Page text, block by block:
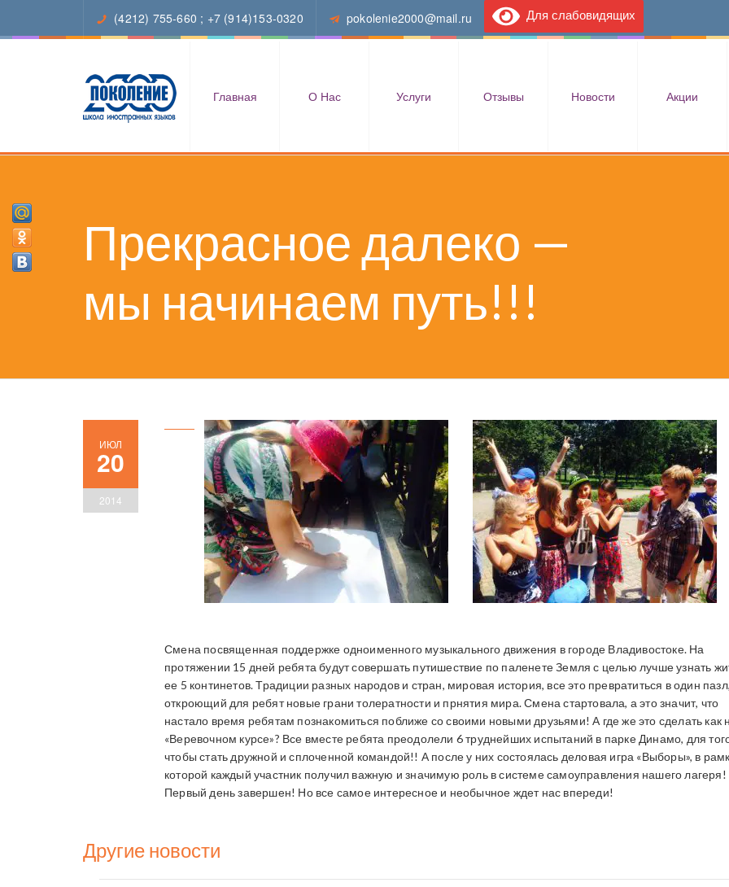
(4212) 755-660 ; +7 (914)153-0320 pokolenie2000@mail.ru Для слабовидящих
Главная О Нас Услуги Отзывы Новости Акции
Прекрасное далеко —
мы начинаем путь!!!
ИЮЛ
20
2014
Смена посвященная поддержке одноименного музыкального движения в городе Владивостоке. На
протяжении 15 дней ребята будут совершать путишествие по паленете Земля с целью лучше узнать
ее 5 континетов. Традиции разных народов и стран, мировая история, все это превратиться в один
откроющий для ребят новые грани толератности и прнятия мира. Смена стартовала, а это значит, что
настало время ребятам познакомиться поближе со своими новыми друзьями! А где же это сделать как
«Веревочном курсе»? Все вместе ребята преодолели 6 труднейших испытаний в парке Динамо, для
чтобы стать дружной и сплоченной командой!! А после у них состоялась деловая игра «Выборы», в
которой каждый участник получил важную и значимую роль в системе самоуправления нашего лагеря!
Первый день завершен! Но все самое интересное и необычное ждет нас впереди!
Другие новости